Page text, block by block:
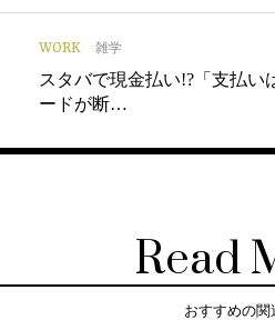
WORK 雑学
スタバで現金払い!?「支払い
ードが断…
Read
おすすめの関